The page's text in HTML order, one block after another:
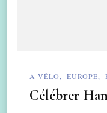
A VÉLO EUROPE
Célébrer